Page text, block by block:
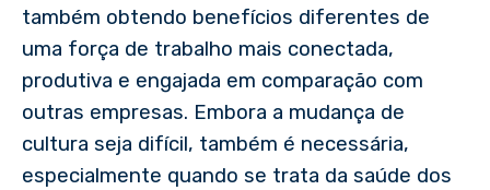
também obtendo benefícios diferentes de
uma força de trabalho mais conectada,
produtiva e engajada em comparação com
outras empresas. Embora a mudança de
cultura seja difícil, também é necessária,
especialmente quando se trata da saúde dos